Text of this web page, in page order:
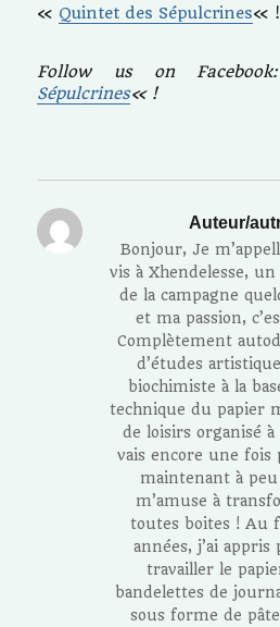
« Quintet des Sépulcrines« !
Follow us on
Sépulcrines« !
Auteur/
Bonjour, Je
vis à Xhendelesse,
de la campagne
et ma passion,
Complètement
d’études
biochimiste à la
technique du papier
de loisirs organisé
vais encore une fois
maintenant à peu
m’amuse à
toutes boites ! Au
années, j’ai
travailler le
bandelettes de
sous forme de